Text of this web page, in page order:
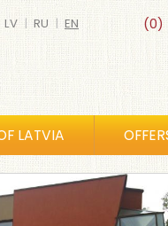
(0)
LV | RU | EN
LATVIA